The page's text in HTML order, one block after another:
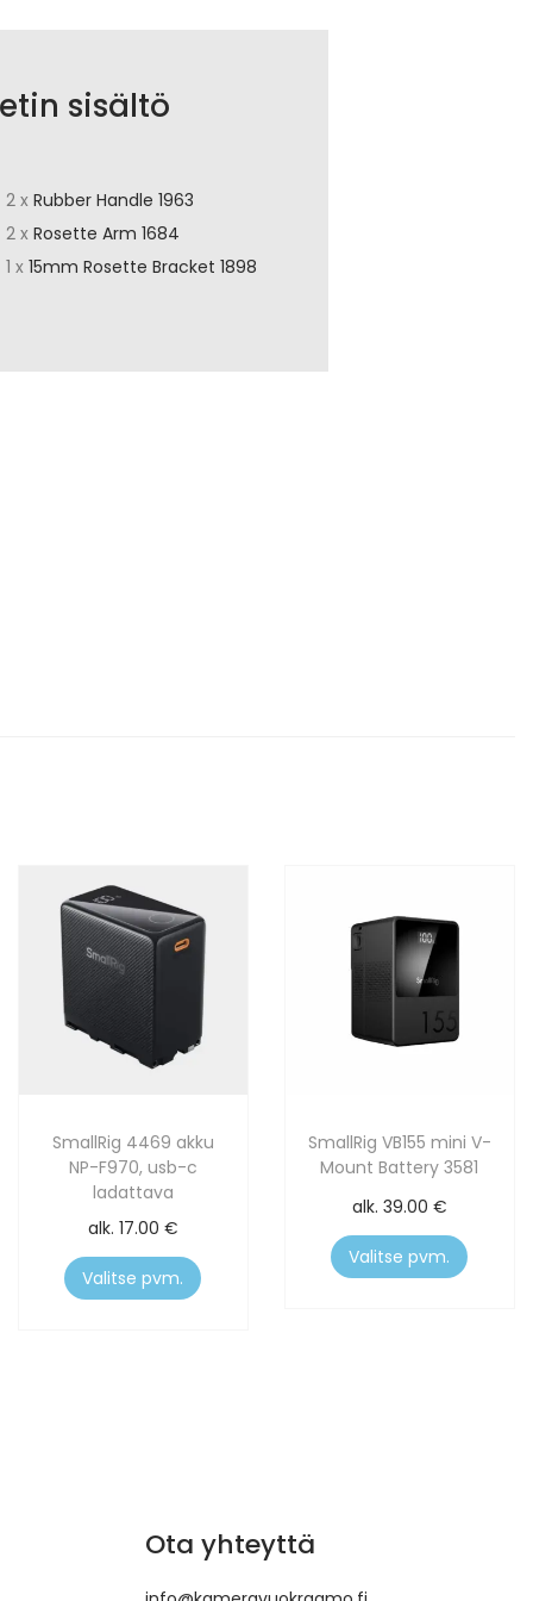
sisältö
2 x Rubber Handle 1963
2 x Rosette Arm 1684
1 x 15mm Rosette Bracket 1898
SmallRig 4469 akku
NP-F970, usb-c
ladattava
alk. 17.00 €
Valitse pvm.
SmallRig VB155 mini V-
Mount Battery 3581
alk. 39.00 €
Valitse pvm.
Ota yhteyttä